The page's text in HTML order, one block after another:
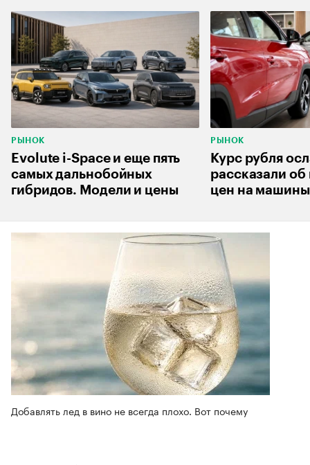
РЫНОК
Evolute i-Space и еще пять
самых дальнобойных
гибридов. Модели и цены
РЫНОК
Курс рубля
рассказали
цен на машины
Добавлять лед в вино не всегда плохо. Вот почему